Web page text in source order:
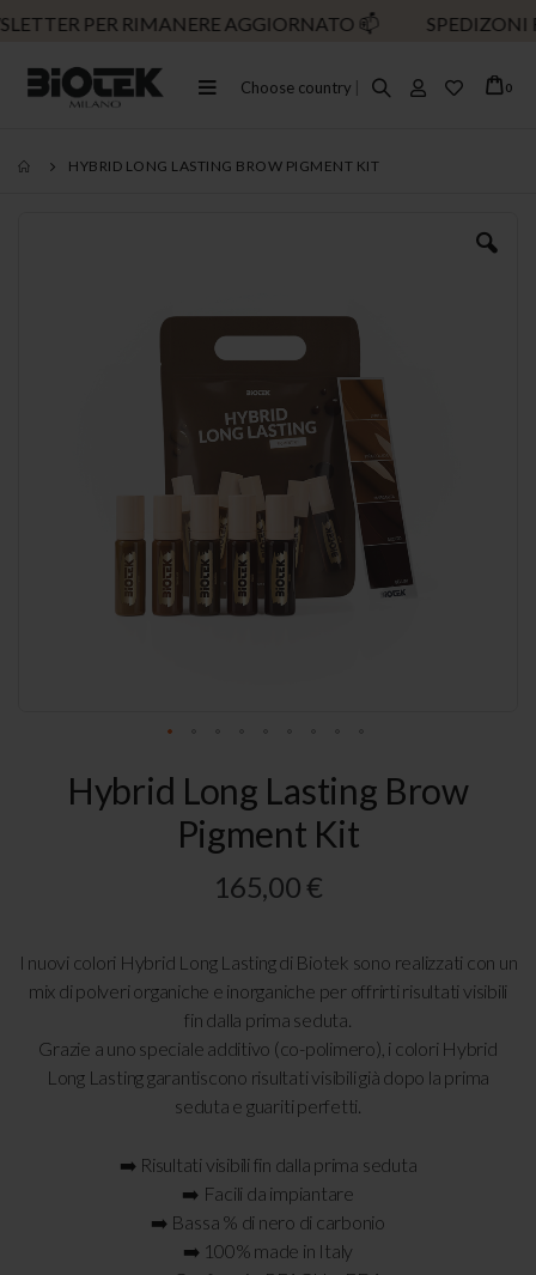
AGGIORNATO📫 SPEDIZONI RAPIDE! 📦
Toggle
Nav
Choose country Cart
0
HYBRID LONG LASTING BROW PIGMENT KIT
all'inizioHybrid Long Lasting Brow
Pigment Kit
165,00 €
I nuovi colori Hybrid Long Lasting di Biotek sono realizzati con un
mix di polveri organiche e inorganiche per offrirti risultati visibili
fin dalla prima seduta.
Grazie a uno speciale additivo (co-polimero), i colori Hybrid
Long Lasting garantiscono risultati visibili già dopo la prima
seduta e guariti perfetti.
➡️ Risultati visibili fin dalla prima seduta
➡️ Facili da impiantare
➡️ Bassa % di nero di carbonio
➡️ 100% made in Italy